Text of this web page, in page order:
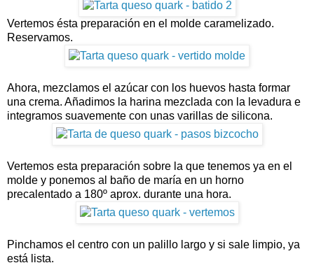
Vertemos ésta preparación en el molde caramelizado.
Reservamos.
Ahora, mezclamos el azúcar con los huevos hasta formar
una crema. Añadimos la harina mezclada con la levadura e
integramos suavemente con unas varillas de silicona.
Vertemos esta preparación sobre la que tenemos ya en el
molde y ponemos al baño de maría en un horno
precalentado a 180º aprox. durante una hora.
Pinchamos el centro con un palillo largo y si sale limpio, ya
está lista.